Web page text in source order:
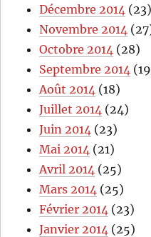
Décembre 2014 (23)
Novembre 2014
Octobre 2014 (28)
Septembre 2014
Août 2014 (18)
Juillet 2014 (24)
Juin 2014 (23)
Mai 2014 (21)
Avril 2014 (25)
Mars 2014 (25)
Février 2014 (23)
Janvier 2014 (25)